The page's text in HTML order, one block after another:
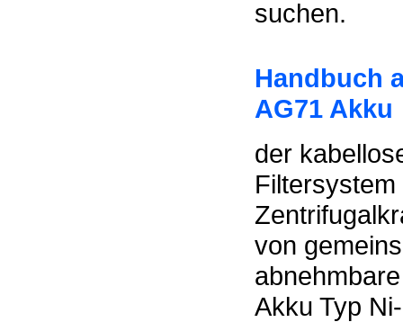
suchen.
Handbuch
AG71 Akku
der
von
Akku Typ